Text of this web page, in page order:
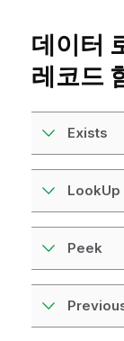
데이터
레코드
Exists
LookUp
Peek